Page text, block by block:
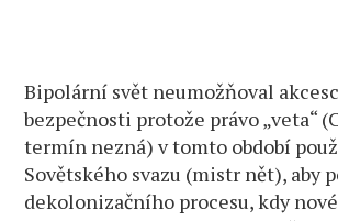
Bipolární svět neumožňoval
bezpečnosti protože právo „veta“
termín nezná) v tomto období
Sovětského svazu (mistr nět), aby
dekolonizačního procesu, kdy